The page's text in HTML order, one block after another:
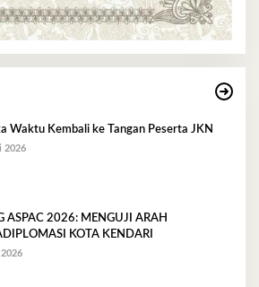
Waktu Kembali ke Tangan Peserta JKN
2026
ASPAC 2026: MENGUJI ARAH
KOTA KENDARI